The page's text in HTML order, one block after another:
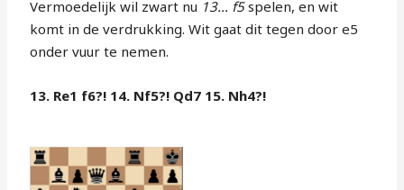
Vermoedelijk wil zwart nu 13… f5spelen, en wit
komt in de verdrukking. Wit gaat dit tegen door e5
onder vuur te nemen.
13. Re1 f6?! 14. Nf5?! Qd7 15. Nh4?!